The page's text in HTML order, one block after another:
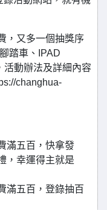
，又多一個抽獎序
踏車、IPAD
活動辦法及詳細內容
changhua-
滿五百，快拿發
，幸運得主就是
滿五百，登錄抽百